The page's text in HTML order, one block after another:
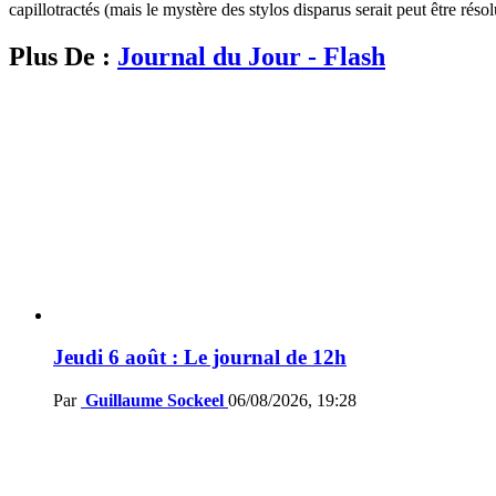
capillotractés (mais le mystère des stylos disparus serait peut être
Plus De : Journal du Jour - Flash
Jeudi 6 août : Le journal de 12h
Par Guillaume Sockeel 06/08/2026, 19:28